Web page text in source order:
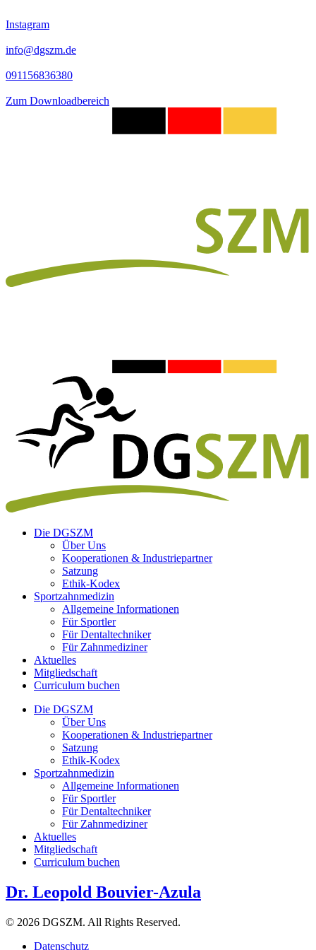
Instagram
info@dgszm.de
091156836380
Zum Downloadbereich
Die DGSZM
Über Uns
Kooperationen & Industriepartner
Satzung
Ethik-Kodex
Sportzahnmedizin
Allgemeine Informationen
Für Sportler
Für Dentaltechniker
Für Zahnmediziner
Aktuelles
Mitgliedschaft
Curriculum buchen
Die DGSZM
Über Uns
Kooperationen & Industriepartner
Satzung
Ethik-Kodex
Sportzahnmedizin
Allgemeine Informationen
Für Sportler
Für Dentaltechniker
Für Zahnmediziner
Aktuelles
Mitgliedschaft
Curriculum buchen
Dr. Leopold Bouvier-Azula
© 2026 DGSZM. All Rights Reserved.
Datenschutz